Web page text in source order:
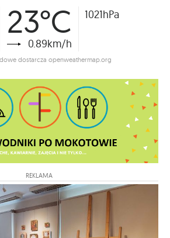
23°C
0.89km/h
1021hPa
dostarcza openweathermap.org
REKLAMA